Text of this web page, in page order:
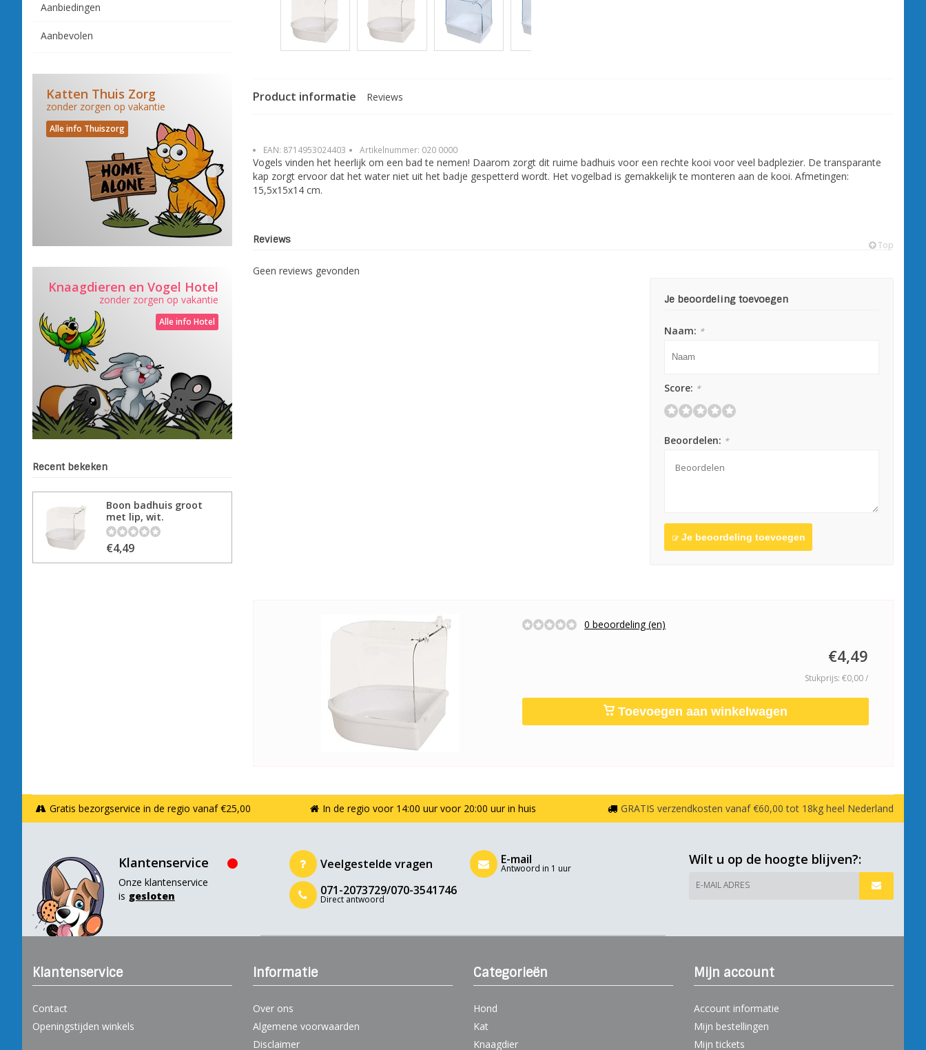
Aanbiedingen
Aanbevolen
Katten Thuis Zorg
zonder zorgen op vakantie
Alle info Thuiszorg
Knaagdieren en Vogel Hotel
zonder zorgen op vakantie
Alle info Hotel
Recent bekeken
Boon badhuis groot
met lip, wit.
€4,49
Product informatie Reviews
EAN: 8714953024403 Artikelnummer: 020 0000
Vogels vinden het heerlijk om een bad te nemen! Daarom zorgt dit ruime badhuis voor een rechte kooi voor veel badplezier. De transparante
kap zorgt ervoor dat het water niet uit het badje gespetterd wordt. Het vogelbad is gemakkelijk te monteren aan de kooi. Afmetingen:
15,5x15x14 cm.
Reviews Top
Geen reviews gevonden
Je beoordeling toevoegen
Naam: *
Score: *
Beoordelen: *
Je beoordeling toevoegen
0 beoordeling (en)
€4,49
Stukprijs: €0,00 /
Toevoegen aan winkelwagen
Gratis bezorgservice in de regio vanaf €25,00 In de regio voor 14:00 uur voor 20:00 uur in huis GRATIS verzendkosten vanaf €60,00 tot 18kg heel Nederland
Klantenservice
Onze klantenservice
is gesloten
Veelgestelde vragen
071-2073729/070-3541746
Direct antwoord
E-mail
Antwoord in 1 uur
Wilt u op de hoogte blijven?:
E-MAIL ADRES
Klantenservice
Contact
Openingstijden winkels
Informatie
Over ons
Algemene voorwaarden
Disclaimer
Categorieën
Hond
Kat
Knaagdier
Mijn account
Account informatie
Mijn bestellingen
Mijn tickets